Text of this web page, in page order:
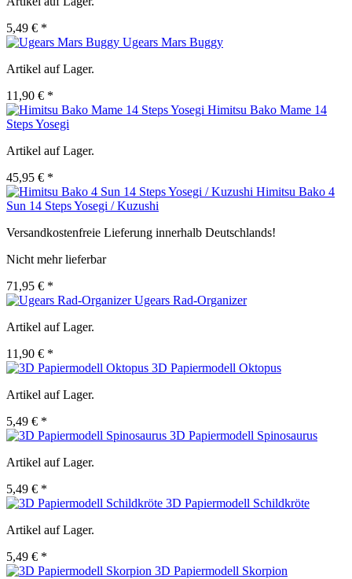
5,49 € *
Ugears Mars Buggy
Artikel auf Lager.
11,90 € *
Himitsu Bako Mame 14
Steps Yosegi
Artikel auf Lager.
45,95 € *
Himitsu Bako 4
Sun 14 Steps Yosegi / Kuzushi
Versandkostenfreie Lieferung innerhalb Deutschlands!
Nicht mehr lieferbar
71,95 € *
Ugears Rad-Organizer
Artikel auf Lager.
11,90 € *
3D Papiermodell Oktopus
Artikel auf Lager.
5,49 € *
3D Papiermodell Spinosaurus
Artikel auf Lager.
5,49 € *
3D Papiermodell Schildkröte
Artikel auf Lager.
5,49 € *
3D Papiermodell Skorpion